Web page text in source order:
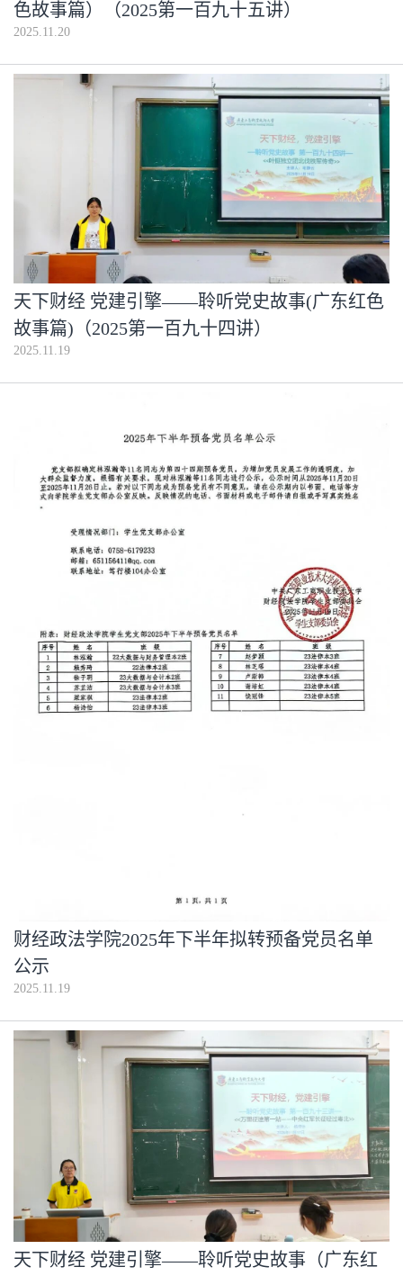
色故事篇）（2025第一百九十五讲）
2025.11.20
天下财经 党建引擎——聆听党史故事(广东红色
故事篇)（2025第一百九十四讲）
2025.11.19
财经政法学院2025年下半年拟转预备党员名单
公示
2025.11.19
天下财经 党建引擎——聆听党史故事（广东红